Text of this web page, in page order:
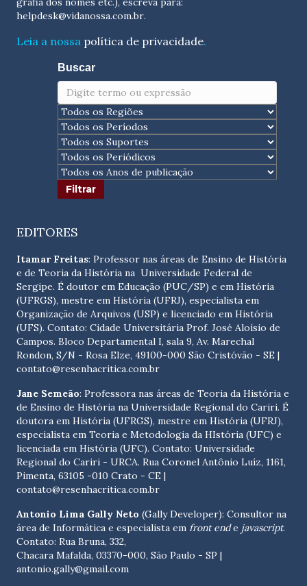
helpdesk@vidanossa.com.br.
Leia a nossa política de privacidade.
Buscar
EDITORES
Itamar Freitas: Professor nas áreas de Ensino de História
e de Teoria da História na Universidade Federal de
Sergipe. É doutor em Educação (PUC/SP) e em História
(UFRGS), mestre em História (UFRJ), especialista em
Organização de Arquivos (USP) e licenciado em História
(UFS). Contato: Cidade Universitária Prof. José Aloísio de
Campos. Bloco Departamental I, sala 9, Av. Marechal
Rondon, S/N - Rosa Elze, 49100-000 São Cristóvão - SE |
contato@resenhacritica.com.br
Jane Semeão: Professora nas áreas de Teoria da História e
de Ensino de História na Universidade Regional do Cariri. É
doutora em História (UFRGS), mestre em História (UFRJ),
especialista em Teoria e Metodologia da HIstória (UFC) e
licenciada em História (UFC). Contato: Universidade
Regional do Cariri - URCA. Rua Coronel Antônio Luíz, 1161,
Pimenta, 63105 -010 Crato - CE |
contato@resenhacritica.com.br
Antonio Lima Gally Neto (Gally Developer): Consultor na
área de Informática e especialista em front ende javascript.
Contato: Rua Bruna, 332,
Chacara Mafalda, 03370-000, São Paulo - SP |
antonio.gally@gmail.com